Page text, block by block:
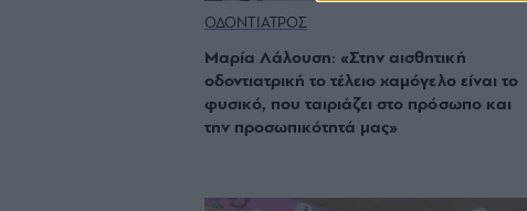
ΟΔΟΝΤΙΑΤΡΟΣ
Μαρία Λάλουση: «Στην αισθητική
οδοντιατρική το τέλειο χαμόγελο είναι το
φυσικό, που ταιριάζει στο πρόσωπο και
την προσωπικότητά μας»